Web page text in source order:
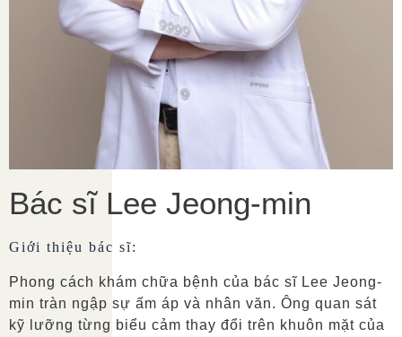
Bác sĩ Lee Jeong-min
Giới thiệu bác sĩ:
Phong cách khám chữa bệnh của bác sĩ Lee Jeong-
min tràn ngập sự ấm áp và nhân văn. Ông quan sát
kỹ lưỡng từng biểu cảm thay đổi trên khuôn mặt của